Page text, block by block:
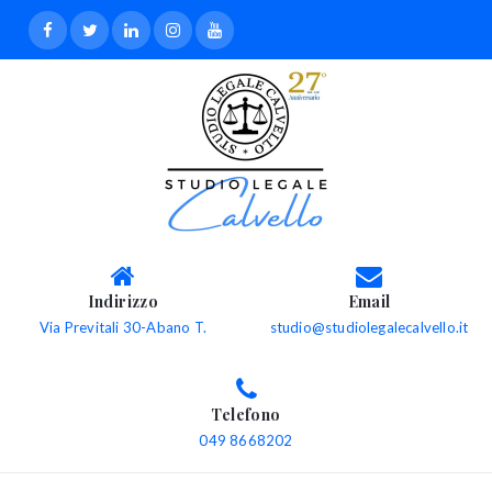
Indirizzo
Via Previtali 30-Abano T.
Email
studio@studiolegalecalvello.it
Telefono
049 8668202